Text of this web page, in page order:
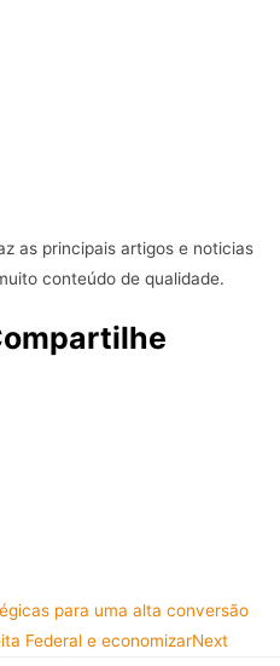
as principais artigos e noticias
conteúdo de qualidade.
para uma alta conversão
Federal e economizarNext